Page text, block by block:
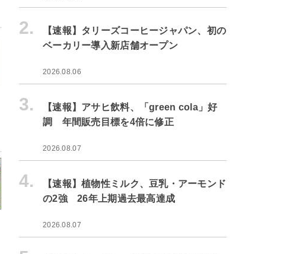
2.
【速報】タリーズコーヒージャパン、初の
ベーカリー導入新店舗オープン
2026.08.06
3.
【速報】アサヒ飲料、「green cola」好
調 年間販売目標を4倍に修正
2026.08.07
4.
【速報】植物性ミルク、豆乳・アーモンド
の2強 26年上期過去最高達成
2026.08.07